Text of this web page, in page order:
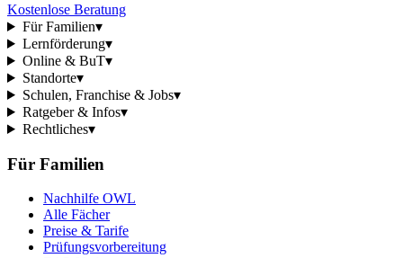
Kostenlose Beratung
Für Familien▾
Lernförderung▾
Online & BuT▾
Standorte▾
Schulen, Franchise & Jobs▾
Ratgeber & Infos▾
Rechtliches▾
Für Familien
Nachhilfe OWL
Alle Fächer
Preise & Tarife
Prüfungsvorbereitung